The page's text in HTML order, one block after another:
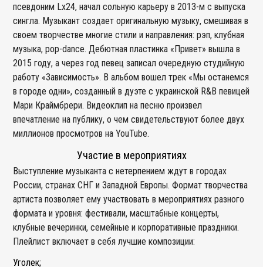
псевдоним Lx24, начал сольную карьеру в 2013-м с выпуска
сингла. Музыкант создает оригинальную музыку, смешивая в
своем творчестве многие стили и направления: рэп, клубная
музыка, pop-dance. Дебютная пластинка «Привет» вышла в
2015 году, а через год певец записал очередную студийную
работу «Зависимость». В альбом вошел трек «Мы останемся
в городе одни», созданный в дуэте с украинской R&B певицей
Мари Краймбрери. Видеоклип на песню произвел
впечатление на публику, о чем свидетельствуют более двух
миллионов просмотров на YouTube.
Участие в мероприятиях
Выступление музыканта с нетерпением ждут в городах
России, странах СНГ и Западной Европы. Формат творчества
артиста позволяет ему участвовать в мероприятиях разного
формата и уровня: фестивали, масштабные концерты,
клубные вечеринки, семейные и корпоративные праздники.
Плейлист включает в себя лучшие композиции:
Уголек;